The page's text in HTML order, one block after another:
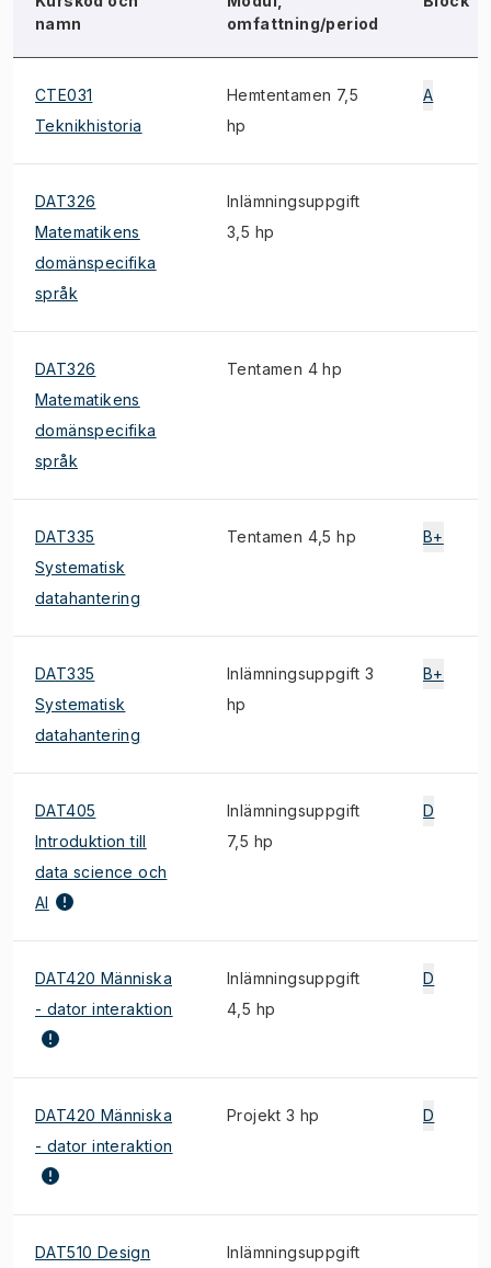
namn
omfattning/period
CTE031
Teknikhistoria
Hemtentamen 7,5
hp
A
DAT326
Matematikens
domänspecifika
språk
Inlämningsuppgift
3,5 hp
DAT326
Matematikens
domänspecifika
språk
Tentamen 4 hp
DAT335
Systematisk
datahantering
Tentamen 4,5 hp B+
DAT335
Systematisk
datahantering
Inlämningsuppgift 3
hp
B+
DAT405
Introduktion till
data science och
AI
Inlämningsuppgift
7,5 hp
D
DAT420 Människa
- dator interaktion
Inlämningsuppgift
4,5 hp
D
DAT420 Människa
- dator interaktion
Projekt 3 hp D
DAT510 Design
Inlämningsuppgift